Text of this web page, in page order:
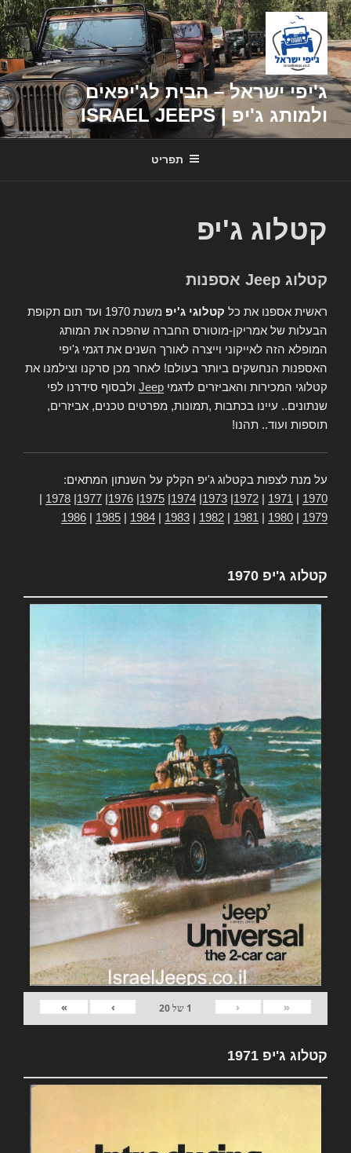
דילוג
לתוכן
ג'יפי ישראל – הבית לג'יפאים
ולמותג ג'יפ | ISRAEL JEEPS
תפריט
קטלוג ג'יפ
קטלוג Jeep אספנות
ראשית אספנו את כל קטלוגי ג'יפ
משנת 1970 ועד תום תקופת
הבעלות של אמריקן-מוטורס החברה שהפכה את המותג
המופלא הזה לאייקוני וייצרה לאורך השנים את דגמי ג'יפי
האספנות הנחשקים ביותר בעולם! לאחר מכן סרקנו וצילמנו את
קטלוגי המכירות והאביזרים לדגמי Jeep ולבסוף סידרנו לפי
שנתונים.. עיינו בכתבות ,תמונות, מפרטים טכנים, אביזרים,
תוספות ועוד.. תהנו!
על מנת לצפות בקטלוג ג'יפ הקלק על השנתון המתאים:
1970
1971
1972
1973
1974
1975
1976
1977
1978
1979
1980
1981
1982
1983
1984
1985
1986
קטלוג ג'יפ 1970
«
‹
1 של20
›
»
קטלוג ג'יפ 1971